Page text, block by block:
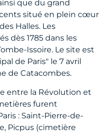
que du grand
situé en plein cœur
Halles. Les
dès 1785 dans les
Issoire. Le site est
de Paris" le 7 avril
de Catacombes.
entre la Révolution et
furent
: Saint-Pierre-de-
Picpus (cimetière